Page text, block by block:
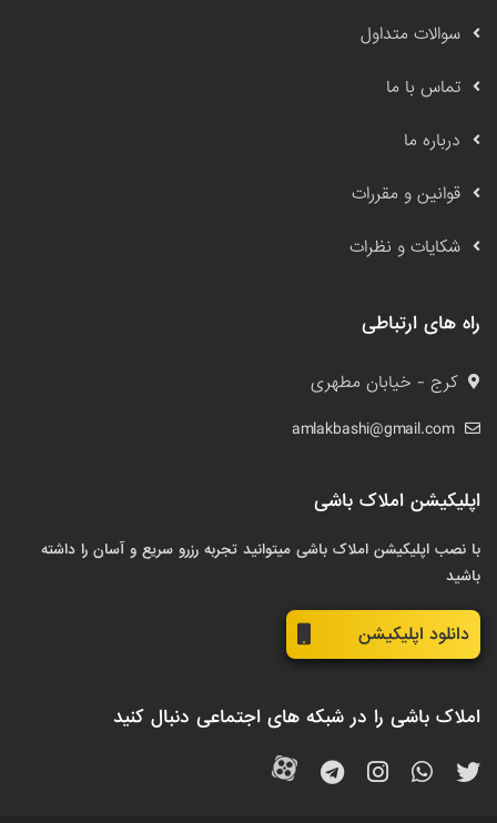
سوالات متداول
تماس با ما
درباره ما
قوانین و مقررات
شکایات و نظرات
راه های ارتباطی
کرج - خیابان مطهری
amlakbashi@gmail.com
اپلیکیشن املاک باشی
با نصب اپلیکیشن املاک باشی میتوانید تجربه رزرو سریع و آسان را داشته
باشید
دانلود اپلیکیشن
املاک باشی را در شبکه های اجتماعی دنبال کنید